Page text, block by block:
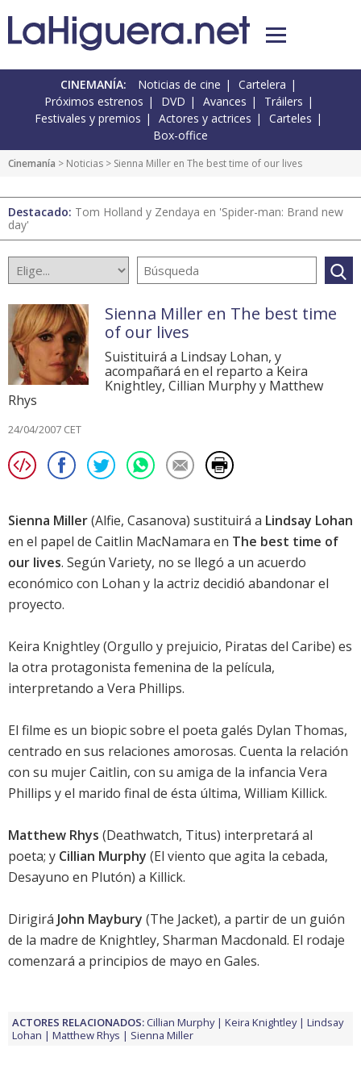
CINEMANÍA: Noticias de cine
Cartelera
Próximos estrenos
DVD Avances
Tráilers
Festivales y premios
Actores y actrices
Carteles
Box-office
Cinemanía > Noticias > Sienna Miller en The best time of our lives
Destacado: Tom Holland y Zendaya en 'Spider-man: Brand new
day'
Sienna Miller en The best time
of our lives
Suistituirá a Lindsay Lohan, y
acompañará en el reparto a Keira
Knightley, Cillian Murphy y Matthew
Rhys
24/04/2007 CET
Sienna Miller(Alfie, Casanova) sustituirá a Lindsay Lohan
en el papel de Caitlin MacNamara en The best time of
our lives. Según Variety, no se llegó a un acuerdo
económico con Lohan y la actriz decidió abandonar el
proyecto.
Keira Knightley(Orgullo y prejuicio, Piratas del Caribe) es
la otra protagonista femenina de la película,
interpretando a Vera Phillips.
El filme es un biopic sobre el poeta galés Dylan Thomas,
centrado en sus relaciones amorosas. Cuenta la relación
con su mujer Caitlin, con su amiga de la infancia Vera
Phillips y el marido final de ésta última, William Killick.
Matthew Rhys (Deathwatch, Titus) interpretará al
poeta; y Cillian Murphy (El viento que agita la cebada,
Desayuno en Plutón) a Killick.
Dirigirá John Maybury (The Jacket), a partir de un guión
de la madre de Knightley, Sharman Macdonald. El rodaje
comenzará a principios de mayo en Gales.
ACTORES RELACIONADOS:Cillian Murphy Keira Knightley
Lindsay
Lohan
Matthew Rhys Sienna Miller